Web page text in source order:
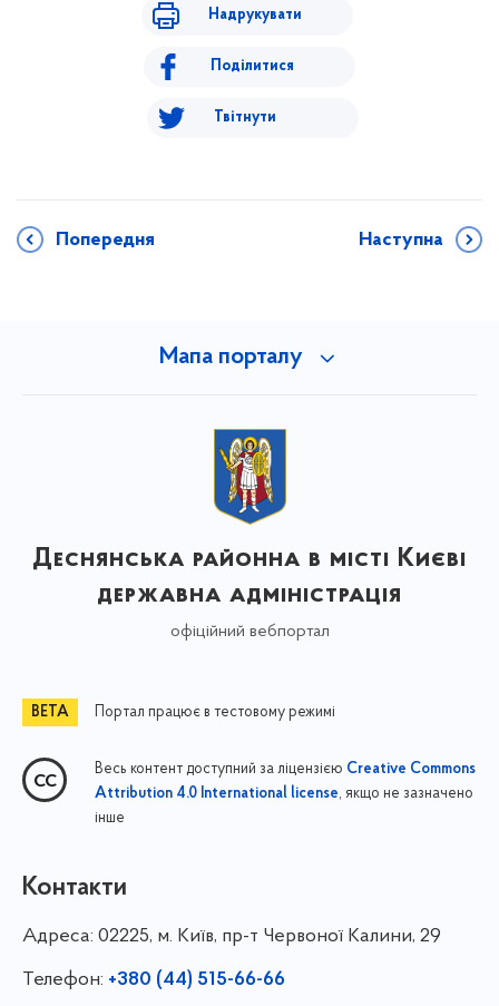
Надрукувати
Поділитися
Твітнути
Попередня Наступна
Мапа порталу
Деснянська районна в місті Києві
державна адміністрація
офіційний вебпортал
Портал працює в тестовому режимі
Весь контент доступний за ліцензією Creative Commons
Attribution 4.0 International license, якщо не зазначено
інше
Контакти
Адреса: 02225, м. Київ, пр-т Червоної Калини, 29
Телефон: +380 (44) 515-66-66